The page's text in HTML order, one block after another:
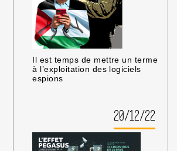
Il est temps de mettre un terme
à l’exploitation des logiciels
espions
20/12/22